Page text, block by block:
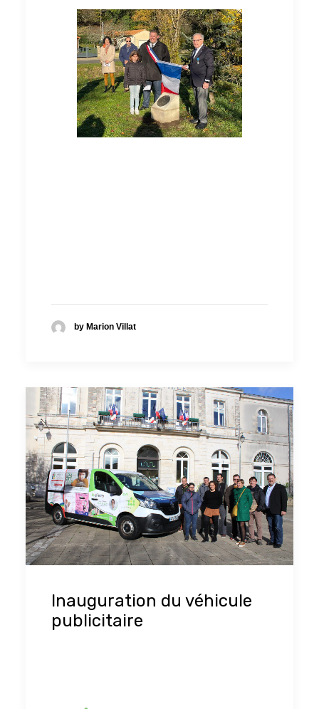
by Marion Villat
Inauguration du véhicule
publicitaire